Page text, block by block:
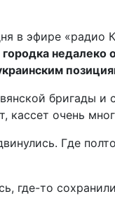
в эфире «радио
бригады
очень
Где
где-то